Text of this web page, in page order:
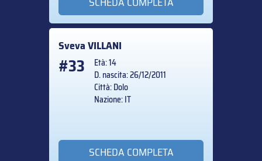
SvevaVILLANI
#33
Età: 14
D. nascita: 26/12/2011
Città: Dolo
Nazione: IT
SCHEDA COMPLETA